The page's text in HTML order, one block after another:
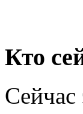
Кто
Сейчас